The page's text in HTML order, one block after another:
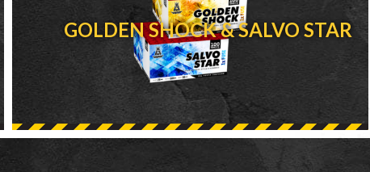
GOLDEN SHOCK & SALVO STAR